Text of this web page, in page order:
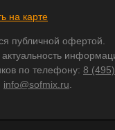
на карте
публичной офертой.
актуальность
по телефону: 8 (495)
info@sofmix.ru